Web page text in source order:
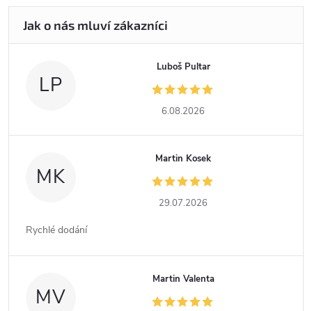
LP
Luboš Pultar
6.08.2026
MK
Martin Kosek
29.07.2026
Rychlé dodání
MV
Martin Valenta